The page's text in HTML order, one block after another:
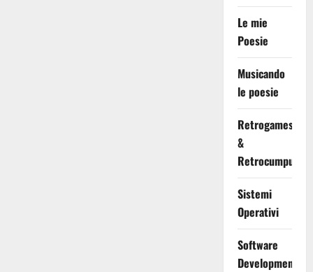
Le mie
Poesie
Musicando
le poesie
Retrogames
&
Retrocumputing
Sistemi
Operativi
Software
Development